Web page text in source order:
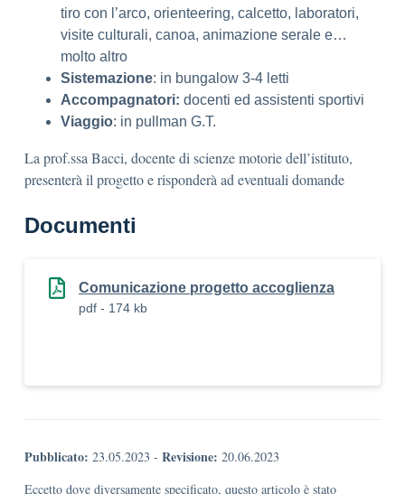
tiro con l’arco, orienteering, calcetto, laboratori,
visite culturali, canoa, animazione serale e…
molto altro
Sistemazione: in bungalow 3-4 letti
Accompagnatori: docenti ed assistenti sportivi
Viaggio: in pullman G.T.
La prof.ssa Bacci, docente di scienze motorie dell’istituto,
presenterà il progetto e risponderà ad eventuali domande
Documenti
Comunicazione progetto accoglienza
pdf - 174 kb
Pubblicato: 23.05.2023 - Revisione: 20.06.2023
Eccetto dove diversamente specificato, questo articolo è stato